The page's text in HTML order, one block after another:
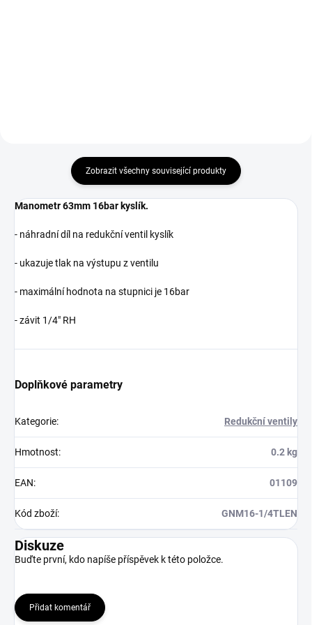
Zobrazit všechny související produkty
Manometr 63mm 16bar kyslík.
- náhradní díl na redukční ventil kyslík
- ukazuje tlak na výstupu z ventilu
- maximální hodnota na stupnici je 16bar
- závit 1/4″ RH
Doplňkové parametry
Kategorie: Redukční ventily
Hmotnost: 0.2 kg
EAN: 01109
Kód zboží: GNM16-1/4TLEN
Diskuze
Buďte první, kdo napíše příspěvek k této položce.
Přidat komentář